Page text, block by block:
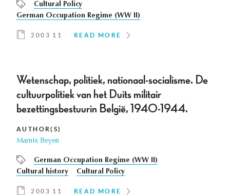
Cultural Policy
German Occupation Regime (WW II)
2003 11 READ MORE
Wetenschap, politiek, nationaal-socialisme. De
cultuurpolitiek van het Duits militair
bezettingsbestuurin België, 1940-1944.
AUTHOR(S)
Marnix Beyen
German Occupation Regime (WW II)
Cultural history
Cultural Policy
2003 11 READ MORE